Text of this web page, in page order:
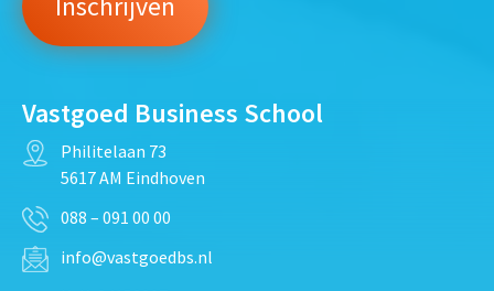
Vastgoed Business School
Philitelaan 73
5617 AM Eindhoven
088 – 091 00 00
info@vastgoedbs.nl